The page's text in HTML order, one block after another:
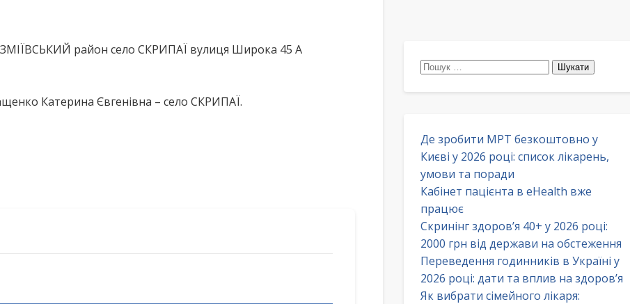
район село СКРИПАЇ вулиця Широка 45 А
Катерина Євгенівна – село СКРИПАЇ.
Пошук:
Де зробити МРТ безкоштовно у
Києві у 2026 році: список лікарень,
умови та поради
Кабінет пацієнта в eHealth вже
працює
Скринінг здоров’я 40+ у 2026 році:
2000 грн від держави на обстеження
Переведення годинників в Україні у
2026 році: дати та вплив на здоров’я
Як вибрати сімейного лікаря: